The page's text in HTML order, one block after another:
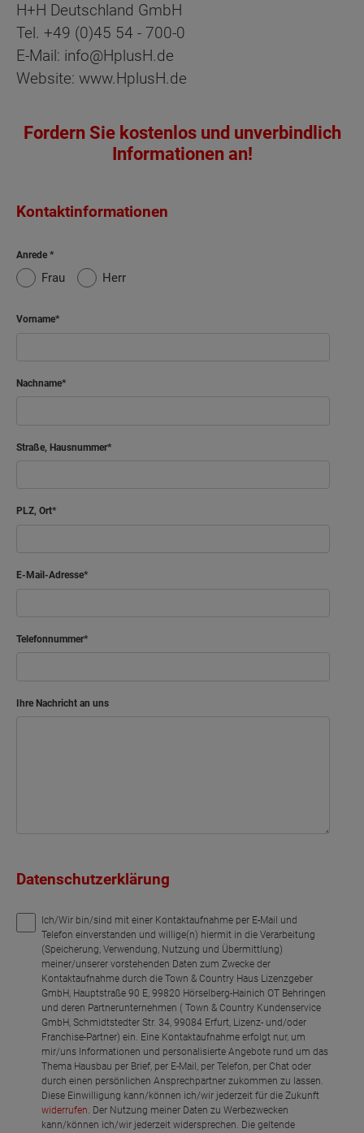
H+H Deutschland GmbH
Tel. +49 (0)45 54 - 700-0
E-Mail: info@HplusH.de
Website: www.HplusH.de
Fordern Sie kostenlos und unverbindlich
Informationen an!
Kontaktinformationen
Anrede
Frau Herr
Vorname
Nachname
Straße, Hausnummer
PLZ, Ort
E-Mail-Adresse
Telefonnummer
Ihre Nachricht an uns
Datenschutzerklärung
Ich/Wir bin/sind mit einer Kontaktaufnahme per E-Mail und
Telefon einverstanden und willige(n) hiermit in die Verarbeitung
(Speicherung, Verwendung, Nutzung und Übermittlung)
meiner/unserer vorstehenden Daten zum Zwecke der
Kontaktaufnahme durch die Town & Country Haus Lizenzgeber
GmbH, Hauptstraße 90 E, 99820 Hörselberg-Hainich OT Behringen
und deren Partnerunternehmen ( Town & Country Kundenservice
GmbH, Schmidtstedter Str. 34, 99084 Erfurt, Lizenz- und/oder
Franchise-Partner) ein. Eine Kontaktaufnahme erfolgt nur, um
mir/uns Informationen und personalisierte Angebote rund um das
Thema Hausbau per Brief, per E-Mail, per Telefon, per Chat oder
durch einen persönlichen Ansprechpartner zukommen zu lassen.
Diese Einwilligung kann/können ich/wir jederzeit für die Zukunft
widerrufen. Der Nutzung meiner Daten zu Werbezwecken
kann/können ich/wir jederzeit widersprechen. Die geltende